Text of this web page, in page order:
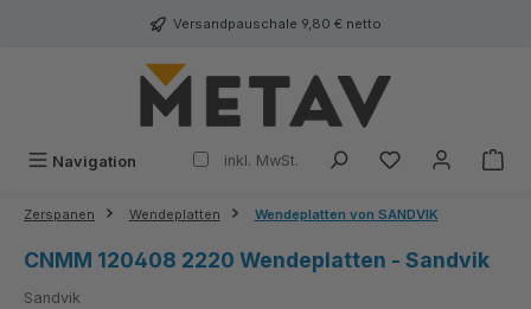
Versandpauschale 9,80 € netto
Navigation inkl. MwSt.
Zerspanen Wendeplatten Wendeplatten von SANDVIK
CNMM 120408 2220 Wendeplatten - Sandvik
Sandvik